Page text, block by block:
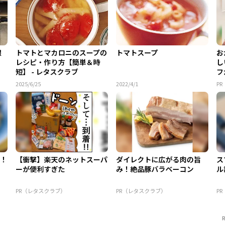
トマトとマカロニのスープの
レシピ・作り方【簡単＆時
短】 - レタスクラブ
2025/6/25
トマトスープ
2022/4/1
【衝撃】楽天のネットスーパ
ーが便利すぎた
PR（レタスクラブ）
ダイレクトに広がる肉の旨
み！絶品豚バラベーコン
PR（レタスクラブ）